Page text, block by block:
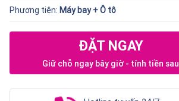
Phương tiện: Máy bay + Ô tô
ĐẶT NGAY
Giữ chỗ ngay bây giờ - tính tiền sau